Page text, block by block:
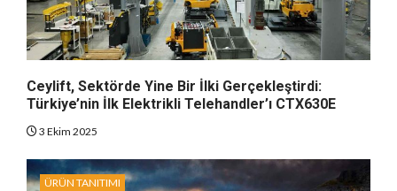
Ceylift, Sektörde Yine Bir İlki Gerçekleştirdi:
Türkiye’nin İlk Elektrikli Telehandler’ı CTX630E
3 Ekim 2025
ÜRÜN TANITIMI